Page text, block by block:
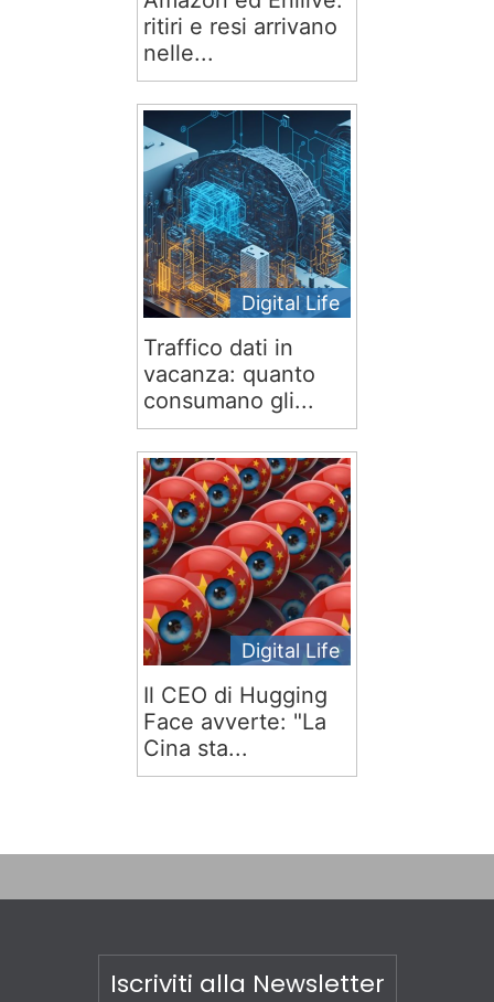
ritiri e resi arrivano
nelle...
Digital Life
Traffico dati in
vacanza: quanto
consumano gli...
Digital Life
Il CEO di Hugging
Face avverte: "La
Cina sta...
Iscriviti alla Newsletter